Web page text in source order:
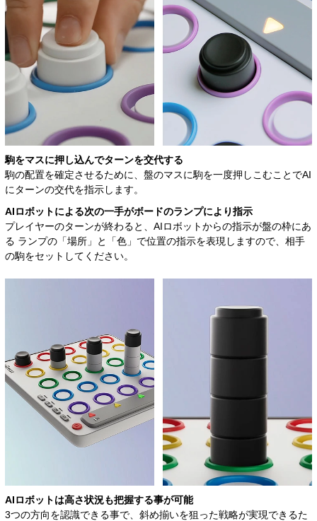
駒をマスに押し込んでターンを交代する
駒の配置を確定させるために、盤のマスに駒を一度押しこむことでAI
にターンの交代を指示します。
AIロボットによる次の一手がボードのランプにより指示
プレイヤーのターンが終わると、AIロボットからの指示が盤の枠にあ
る ランプの「場所」と「色」で位置の指示を表現しますので、相手
の駒をセットしてください。
AIロボットは高さ状況も把握する事が可能
3つの方向を認識できる事で、斜め揃いを狙った戦略が実現できるた